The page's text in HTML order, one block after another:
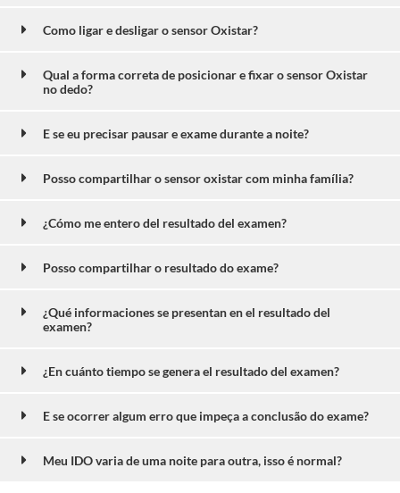
Como ligar e desligar o sensor Oxistar?
Qual a forma correta de posicionar e fixar o sensor Oxistar
no dedo?
E se eu precisar pausar e exame durante a noite?
Posso compartilhar o sensor oxistar com minha família?
¿Cómo me entero del resultado del examen?
Posso compartilhar o resultado do exame?
¿Qué informaciones se presentan en el resultado del
examen?
¿En cuánto tiempo se genera el resultado del examen?
E se ocorrer algum erro que impeça a conclusão do exame?
Meu IDO varia de uma noite para outra, isso é normal?